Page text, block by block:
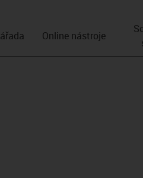
Online nástroje